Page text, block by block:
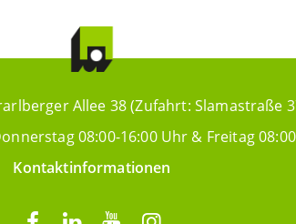
Allee 38 (Zufahrt: Slamastraße
08:00-16:00 Uhr & Freitag
Kontaktinformationen